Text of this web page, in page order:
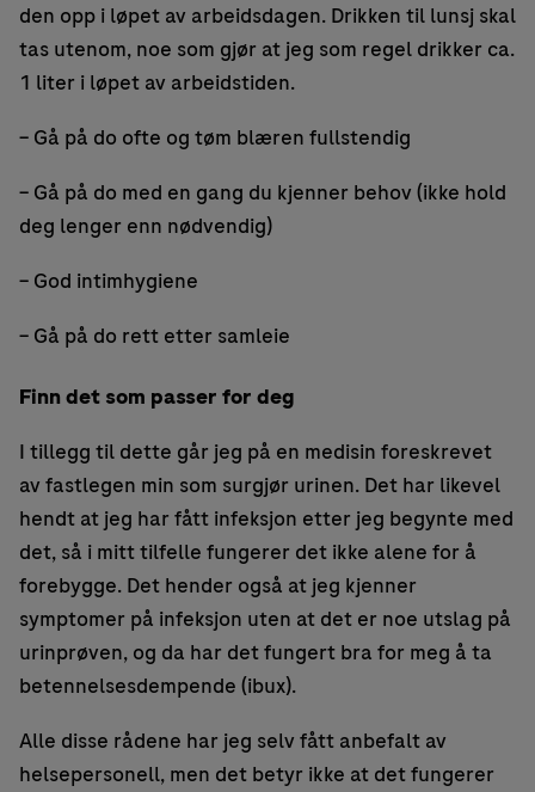
den opp i løpet av arbeidsdagen. Drikken til lunsj skal
tas utenom, noe som gjør at jeg som regel drikker ca.
1 liter i løpet av arbeidstiden.
– Gå på do ofte og tøm blæren fullstendig
– Gå på do med en gang du kjenner behov (ikke hold
deg lenger enn nødvendig)
– God intimhygiene
– Gå på do rett etter samleie
Finn det som passer for deg
I tillegg til dette går jeg på en medisin foreskrevet
av fastlegen min som surgjør urinen. Det har likevel
hendt at jeg har fått infeksjon etter jeg begynte med
det, så i mitt tilfelle fungerer det ikke alene for å
forebygge. Det hender også at jeg kjenner
symptomer på infeksjon uten at det er noe utslag på
urinprøven, og da har det fungert bra for meg å ta
betennelsesdempende (ibux).
Alle disse rådene har jeg selv fått anbefalt av
helsepersonell, men det betyr ikke at det fungerer